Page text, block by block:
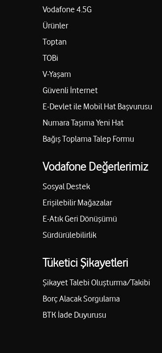
Vodafone 4.5G
Ürünler
Toptan
TOBi
V-Yaşam
Güvenli İnternet
E-Devlet ile Mobil Hat Başvurusu
Numara Taşıma Yeni Hat
Bağış Toplama Talep Formu
Vodafone Değerlerimiz
Sosyal Destek
Erişilebilir Mağazalar
E-Atık Geri Dönüşümü
Sürdürülebilirlik
Tüketici Şikayetleri
Şikayet Talebi Oluşturma/Takibi
Borç Alacak Sorgulama
BTK İade Duyurusu